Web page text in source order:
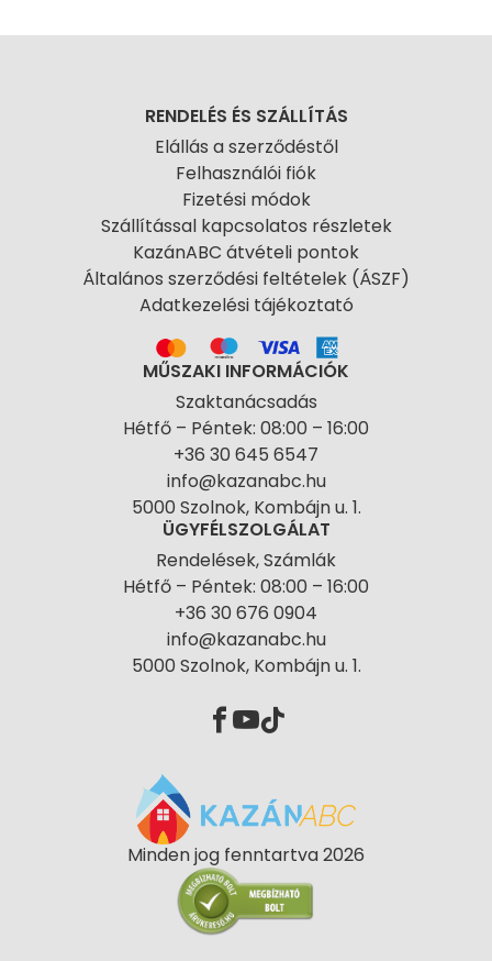
RENDELÉS ÉS SZÁLLÍTÁS
Elállás a szerződéstől
Felhasználói fiók
Fizetési módok
Szállítással kapcsolatos részletek
KazánABC átvételi pontok
Általános szerződési feltételek (ÁSZF)
Adatkezelési tájékoztató
MŰSZAKI INFORMÁCIÓK
Szaktanácsadás
Hétfő – Péntek: 08:00 – 16:00
+36 30 645 6547
info@kazanabc.hu
5000 Szolnok, Kombájn u. 1.
ÜGYFÉLSZOLGÁLAT
Rendelések, Számlák
Hétfő – Péntek: 08:00 – 16:00
+36 30 676 0904
info@kazanabc.hu
5000 Szolnok, Kombájn u. 1.
Minden jog fenntartva 2026